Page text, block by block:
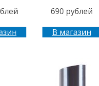
690 рублей
В магазин